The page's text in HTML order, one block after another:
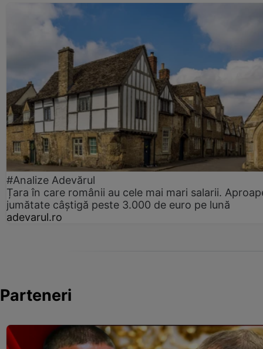
#Analize Adevărul
Țara în care românii au cele mai mari salarii.
jumătate câștigă peste 3.000 de euro pe lună
adevarul.ro
Parteneri